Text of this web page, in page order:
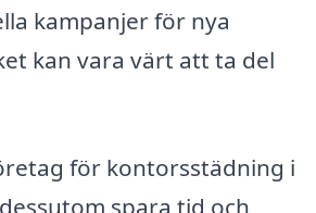
kampanjer för nya
kan vara värt att ta del
för kontorsstädning i